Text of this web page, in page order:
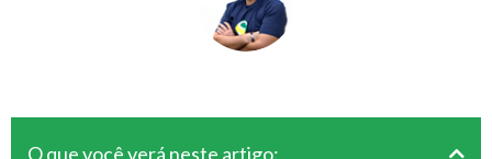
O que você verá neste artigo: